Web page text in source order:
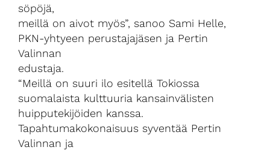
söpöjä,
meillä on aivot myös”, sanoo Sami Helle,
PKN-yhtyeen perustajajäsen ja Pertin
Valinnan
edustaja.
“Meillä on suuri ilo esitellä Tokiossa
suomalaista kulttuuria kansainvälisten
huipputekijöiden kanssa.
Tapahtumakokonaisuus syventää Pertin
Valinnan ja